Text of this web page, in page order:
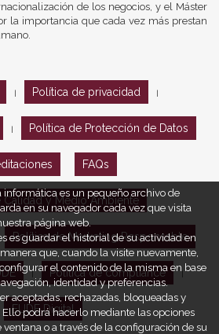
de los negocios, y el Máster
la importancia que cada vez más prestan
Política de privacidad
Política de Protección de Datos
FAQs
Calidad y Medio Ambiente
Política de Marketing Responsable
Política de compliance
EUDE Digital
informática es un pequeño archivo de
en su navegador cada vez que visita
página web.
es guardar el historial de su actividad en
que, cuando la visite nuevamente,
el contenido de la misma en base
identidad y preferencias.
aceptadas, rechazadas, bloqueadas y
Ello podrá hacerlo mediante las opciones
o a través de la configuración de su